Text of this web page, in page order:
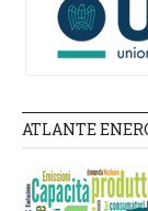
ATLANTE